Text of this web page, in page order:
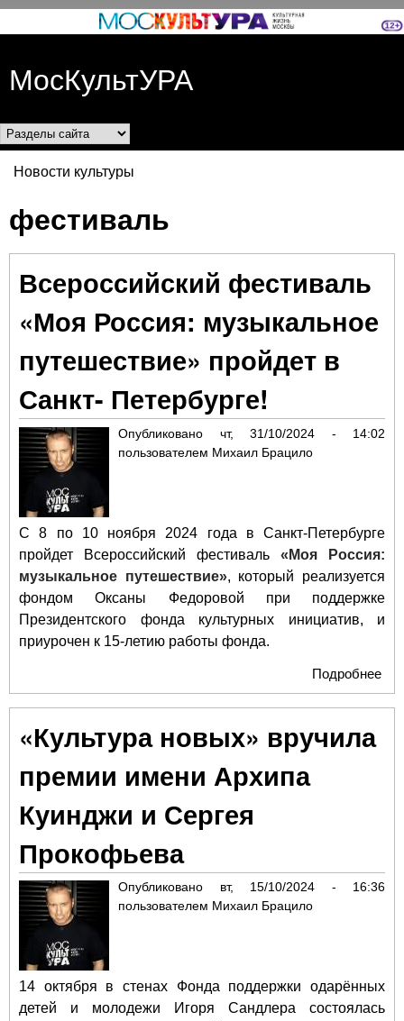
Перейти к основному
МосКультУРА
Разделы сайта
Вы здесь
Новости культуры
фестиваль
Всероссийский фестиваль
«Моя Россия: музыкальное
путешествие» пройдет в
Санкт- Петербурге!
Опубликовано чт, 31/10/2024 - 14:02
пользователем Михаил Брацило
С 8 по 10 ноября 2024 года в Санкт-Петербурге
пройдет Всероссийский фестиваль
«Моя Россия:
музыкальное путешествие», который реализуется
фондом Оксаны Федоровой при поддержке
Президентского фонда культурных инициатив, и
приурочен к 15-летию работы фонда.
Подробнее
«Культура новых» вручила
премии имени Архипа
Куинджи и Сергея
Прокофьева
Опубликовано вт, 15/10/2024 - 16:36
пользователем Михаил Брацило
14 октября в стенах Фонда поддержки одарённых
детей и молодежи Игоря Сандлера состоялась